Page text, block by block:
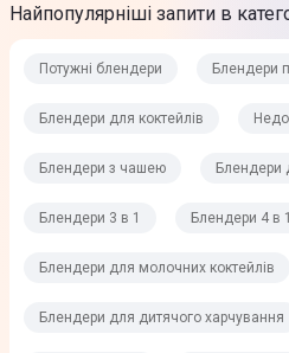
Найпопулярніші запити в
Потужні блендери Блендери
Блендери для коктейлів
Блендери з чашею Блендери
Блендери 3 в 1 Блендери 4 в 1
Блендери для молочних коктейлів
Блендери для дитячого харчування